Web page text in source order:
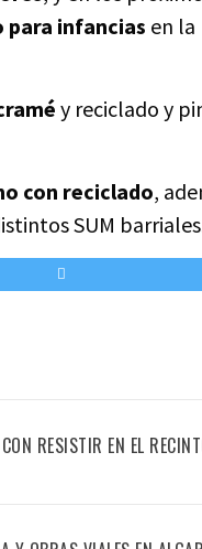
infancias en la
y reciclado y
con reciclado,
SUM
RESISTIR EN EL